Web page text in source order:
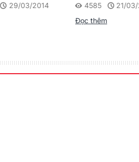
scan tài
29/03/2014
4585
21/03/
Đọc thêm